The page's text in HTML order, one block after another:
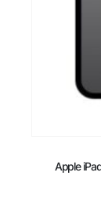
Apple iPad